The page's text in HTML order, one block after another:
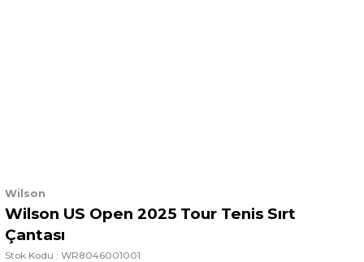
Wilson
Wilson US Open 2025 Tour Tenis Sırt
Çantası
Stok Kodu : WR8046001001